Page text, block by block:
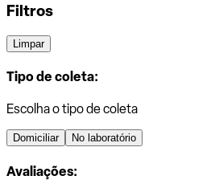
Filtros
Limpar
Tipo de coleta:
Escolha o tipo de coleta
Domiciliar No laboratório
Avaliações: